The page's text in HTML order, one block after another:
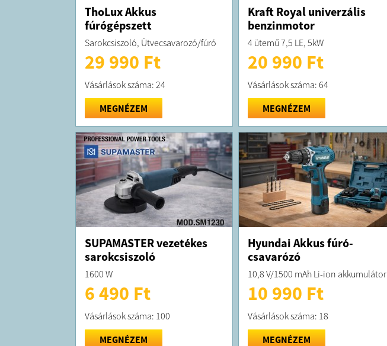
ThoLux Akkus
fúrógépszett
Sarokcsiszoló, Ütvecsavarozó/fúró
29 990 Ft
Vásárlások száma: 24
MEGNÉZEM
Kraft Royal univerzális
benzinmotor
4 ütemű 7,5 LE, 5kW
20 990 Ft
Vásárlások száma: 64
MEGNÉZEM
SUPAMASTER vezetékes
sarokcsiszoló
1600 W
6 490 Ft
Vásárlások száma: 100
MEGNÉZEM
Hyundai Akkus fúró-
csavarózó
10,8 V/1500 mAh Li-ion akkumulátor
10 990 Ft
Vásárlások száma: 18
MEGNÉZEM